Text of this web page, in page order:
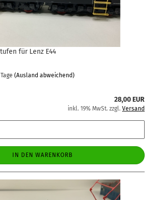
für Lenz E44
(Ausland abweichend)
28,00 EUR
inkl. 19% MwSt. zzgl. Versand
IN DEN WARENKORB